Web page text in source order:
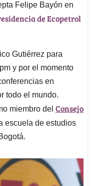
Felipe Bayón en
de Ecopetrol
Gutiérrez para
y por el momento
en
todo el mundo.
miembro del Consejo
escuela de estudios